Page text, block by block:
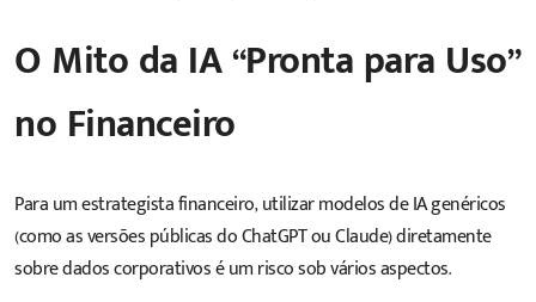
O Mito da IA “Pronta para Uso”
no Financeiro
Para um estrategista financeiro, utilizar modelos de IA genéricos
(como as versões públicas do ChatGPT ou Claude) diretamente
sobre dados corporativos é um risco sob vários aspectos.